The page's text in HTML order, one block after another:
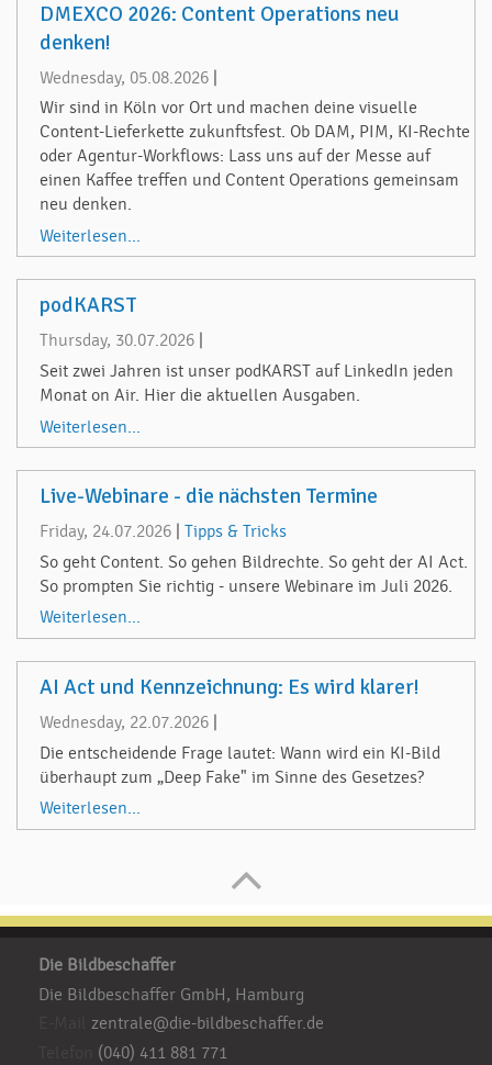
DMEXCO 2026: Content Operations neu
denken!
Wednesday, 05.08.2026
Wir sind in Köln vor Ort und machen deine visuelle
Content-Lieferkette zukunftsfest. Ob DAM, PIM, KI-Rechte
oder Agentur-Workflows: Lass uns auf der Messe auf
einen Kaffee treffen und Content Operations gemeinsam
neu denken.
Weiterlesen...
podKARST
Thursday, 30.07.2026
Seit zwei Jahren ist unser podKARST auf LinkedIn jeden
Monat on Air. Hier die aktuellen Ausgaben.
Weiterlesen...
Live-Webinare - die nächsten Termine
Friday, 24.07.2026
Tipps & Tricks
So geht Content. So gehen Bildrechte. So geht der AI Act.
So prompten Sie richtig - unsere Webinare im Juli 2026.
Weiterlesen...
AI Act und Kennzeichnung: Es wird klarer!
Wednesday, 22.07.2026
Die entscheidende Frage lautet: Wann wird ein KI-Bild
überhaupt zum „Deep Fake" im Sinne des Gesetzes?
Weiterlesen...
Die Bildbeschaffer
Die Bildbeschaffer GmbH, Hamburg
zentrale@die-bildbeschaffer.de
(040) 411 881 771